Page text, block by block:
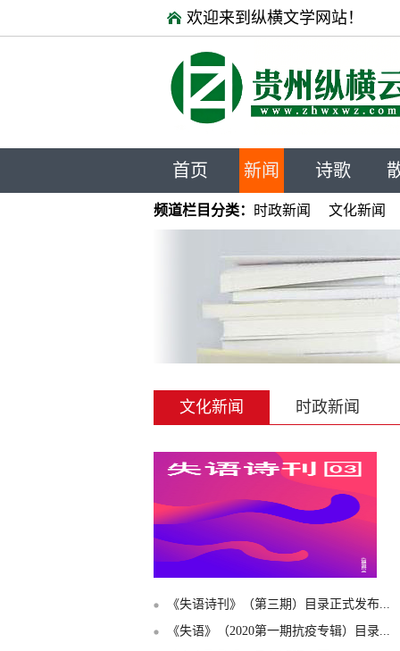
欢迎来到纵横文学网站！
首页 新闻 诗歌
频道栏目分类： 时政新闻 文化新闻
文化新闻 时政新闻
《失语诗刊》（第三期）目录正式发布...
《失语》（2020第一期抗疫专辑）目录...